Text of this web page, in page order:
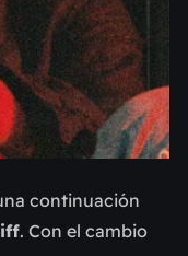
continuación
. Con el cambio